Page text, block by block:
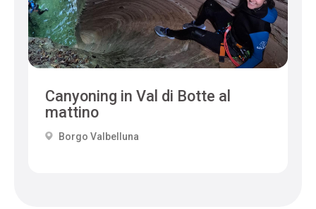
Canyoning in Val di Botte al
mattino
Borgo Valbelluna